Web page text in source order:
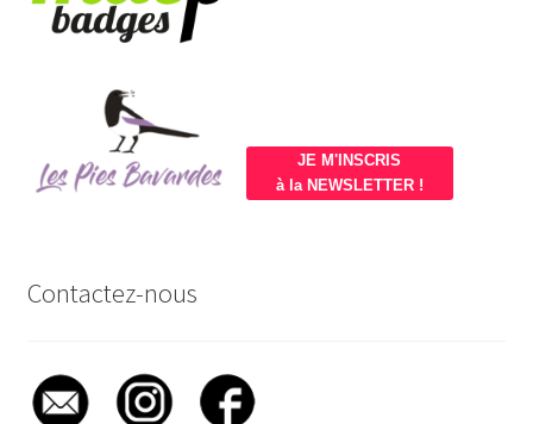
JE M'INSCRIS
à la NEWSLETTER !
Contactez-nous